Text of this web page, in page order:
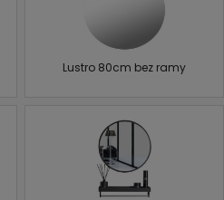
Lustro 80cm bez ramy